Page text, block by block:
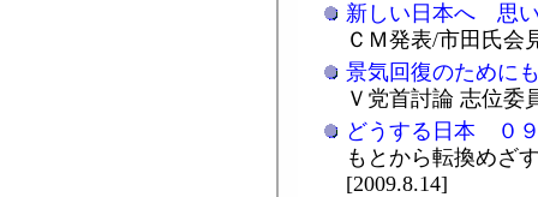
新しい日本へ 思
ＣＭ発表/市田氏会
景気回復のために
Ｖ党首討論 志位委
どうする日本 ０
もとから転換めざ
[2009.8.14]